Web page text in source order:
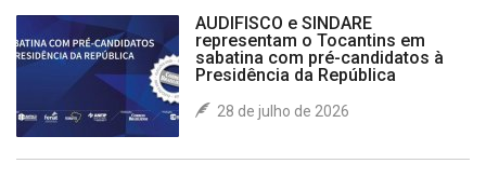
AUDIFISCO e SINDARE
representam o Tocantins em
sabatina com pré-candidatos à
Presidência da República
28 de julho de 2026